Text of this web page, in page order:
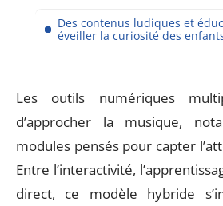
Des contenus ludiques et
éveiller la curiosité des
Les outils numériques
d’approcher la musique,
modules pensés pour capter
Entre l’interactivité,
direct, ce modèle hybride